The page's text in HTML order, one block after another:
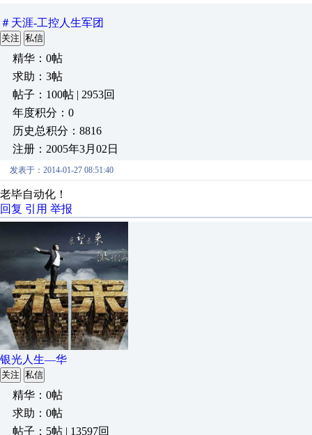
＃天涯-工控人生军团
关注 私信
精华：0帖
求助：3帖
帖子：100帖 | 2953回
年度积分：0
历史总积分：8816
注册：2005年3月02日
发表于：2014-01-27 08:51:40
老毕自动化！
回复 引用 举报
银光人生—华
关注 私信
精华：0帖
求助：0帖
帖子：5帖 | 13597回